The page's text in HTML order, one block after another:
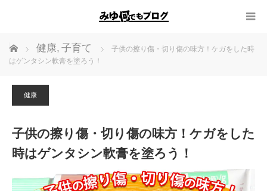
ホーム健康, 子育て
子供の擦り傷・切り傷の味方！ケガをした時
はゲンタシン軟膏を塗ろう！
健康
子供の擦り傷・切り傷の味方！ケガをした
時はゲンタシン軟膏を塗ろう！